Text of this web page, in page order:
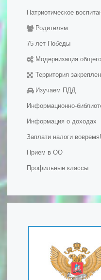
Медалисты
Электронные
Методические
Патриотическое
Родителям
75 лет Победы
Модернизация
Территория
Изучаем ПДД
Информационно-
Визитная карточка
Мероприятия в ИБЦ
Официальные документы
Информация о доходах
Заплати налоги вовремя!
Прием в ОО
Прием в первый класс
Набор в 10-е классы
Профильные классы
Профильные психолого-